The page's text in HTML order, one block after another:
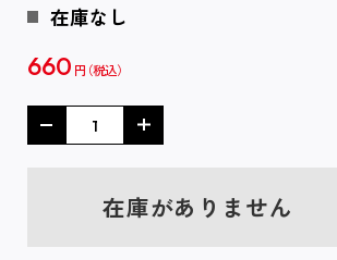
在庫なし
660 円
在庫がありません